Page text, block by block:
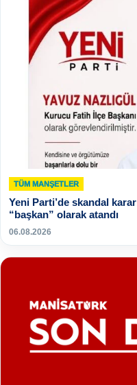
TÜM MANŞETLER
Yeni Parti’de skandal
“başkan” olarak atandı
06.08.2026